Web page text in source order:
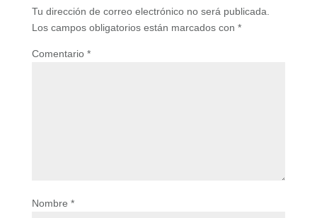
Tu dirección de correo electrónico no será publicada.
Los campos obligatorios están marcados con *
Comentario *
Nombre *